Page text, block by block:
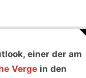
einer der am
Vergein den